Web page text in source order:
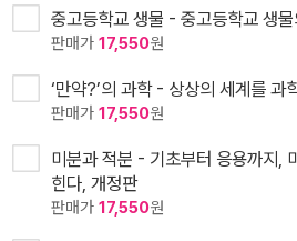
중고등학교 생물 - 중고등학교 생
판매가 17,550원
‘만약?’의 과학 - 상상의 세계를 과
판매가 17,550원
미분과 적분 - 기초부터 응용까지,
힌다, 개정판
판매가 17,550원